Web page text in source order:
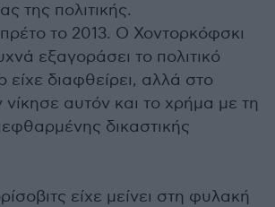
της πολιτικής.
το 2013. Ο Χοντορκόφσκι
εξαγοράσει το πολιτικό
είχε διαφθείρει, αλλά στο
νίκησε αυτόν και το χρήμα με τη
δικαστικής
είχε μείνει στη φυλακή